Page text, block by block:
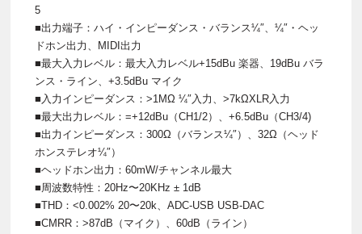
5
■出力端子：ハイ・インピーダンス・バランス¼″、¼″・ヘッ
ドホン出力、MIDI出力
■最大入力レベル：最大入力レベル+15dBu 楽器、19dBu バラ
ンス・ライン、+3.5dBu マイク
■入力インピーダンス：>1MΩ ¼″入力、>7kΩXLR入力
■最大出力レベル：=+12dBu（CH1/2）、+6.5dBu（CH3/4)
■出力インピーダンス：300Ω（バランス¼″）、32Ω（ヘッド
ホンステレオ¼″）
■ヘッドホン出力：60mW/チャンネル最大
■周波数特性：20Hz〜20KHz ± 1dB
■THD：<0.002% 20〜20k、ADC-USB USB-DAC
■CMRR：>87dB（マイク）、60dB（ライン）